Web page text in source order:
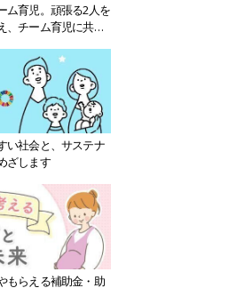
ム育児。頑張る2人を
、チーム育児に共感
い社会と、サステナ
ざします
もらえる補助金・助